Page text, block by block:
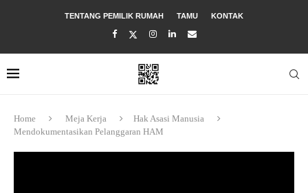
TENTANG PEMILIK RUMAH TAMU KONTAK
Home Meja Kerja
Hak Asasi Manusia
Mendokumentasikan Pelanggaran HAM